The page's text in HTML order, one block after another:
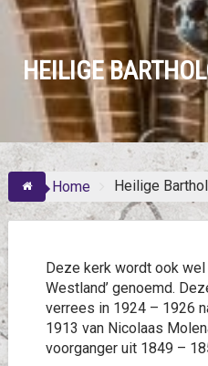
HEILIGE
Home Heilige
Deze kerk wordt ook wel
Westland’ genoemd.
verrees in 1924 – 1926
1913 van Nicolaas
voorganger uit 1849 –